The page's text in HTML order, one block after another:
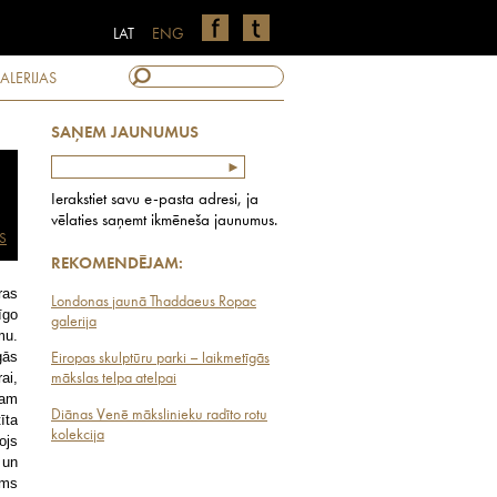
ENG
LAT
SAŅEM JAUNUMUS
Ierakstiet savu e-pasta adresi, ja
vēlaties saņemt ikmēneša jaunumus.
REKOMENDĒJAM:
Londonas jaunā Thaddaeus Ropac
galerija
Eiropas skulptūru parki – laikmetīgās
mākslas telpa atelpai
Diānas Venē mākslinieku radīto rotu
kolekcija